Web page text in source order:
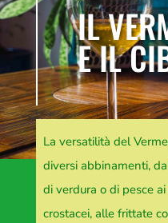
IL
E IL
La versatilità del
diversi abbinamenti,
di verdura o di pesce
crostacei, alle frittate